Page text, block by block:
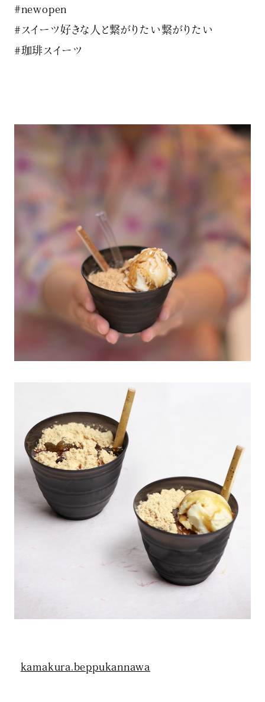
#newopen
#スイーツ好きな人と繋がりたい繋がりたい
#珈琲スイーツ
kamakura.beppukannawa